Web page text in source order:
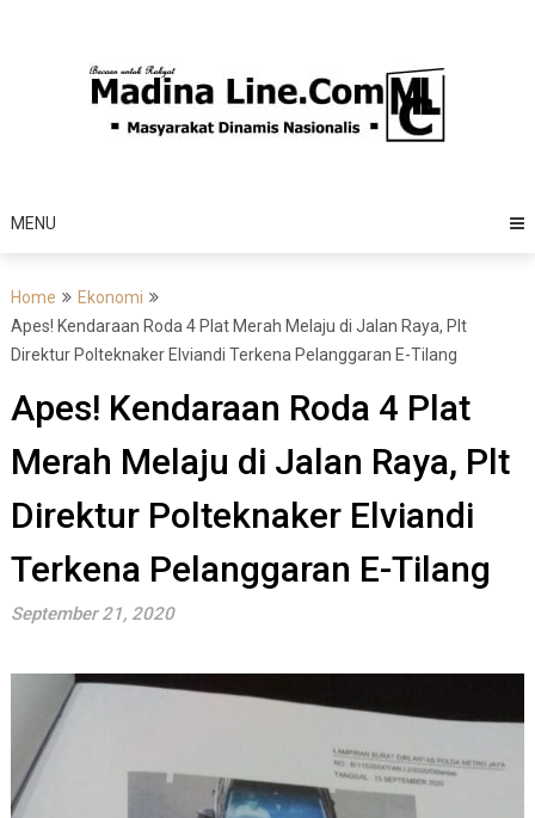
MENU
Home
Ekonomi
Apes! Kendaraan Roda 4 Plat Merah Melaju di Jalan Raya, Plt
Direktur Polteknaker Elviandi Terkena Pelanggaran E-Tilang
Apes! Kendaraan Roda 4 Plat
Merah Melaju di Jalan Raya, Plt
Direktur Polteknaker Elviandi
Terkena Pelanggaran E-Tilang
September 21, 2020